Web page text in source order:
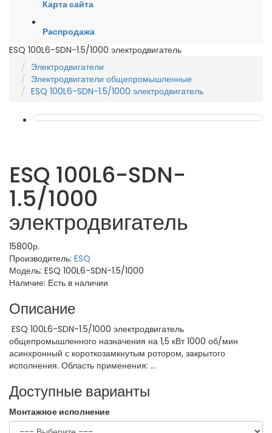
Карта сайта
Распродажа
ESQ 100L6-SDN-1.5/1000 электродвигатель
Электродвигатели
Электродвигатели общепромышленные
ESQ 100L6-SDN-1.5/1000 электродвигатель
ESQ 100L6-SDN-
1.5/1000
электродвигатель
15800р.
Производитель: ESQ
Модель: ESQ 100L6-SDN-1.5/1000
Наличие: Есть в наличии
Описание
ESQ 100L6-SDN-1.5/1000 электродвигатель
общепромышленного назначения на 1,5 кВт 1000 об/мин
асинхронный с короткозамкнутым ротором, закрытого
исполнения. Область применения: ...
Доступные варианты
Монтажное исполнение